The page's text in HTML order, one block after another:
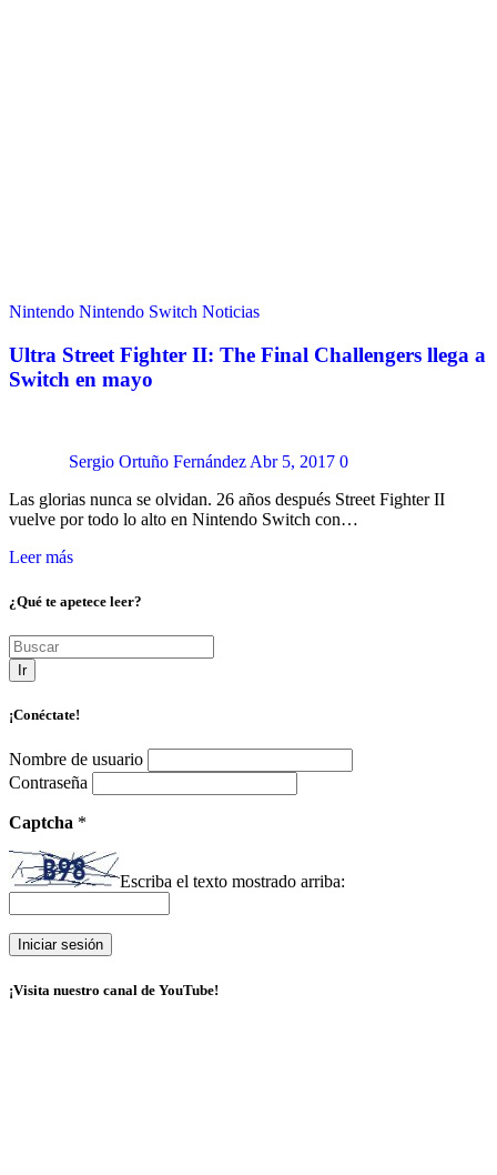
Nintendo Nintendo Switch Noticias
Ultra Street Fighter II: The Final Challengers llega a
Switch en mayo
Sergio Ortuño FernándezAbr 5, 2017 0
Las glorias nunca se olvidan. 26 años después Street Fighter II
vuelve por todo lo alto en Nintendo Switch con…
Leer más
¿Qué te apetece leer?
Ir
¡Conéctate!
Nombre de usuario
Contraseña
Captcha *
Escriba el texto mostrado arriba:
¡Visita nuestro canal de YouTube!